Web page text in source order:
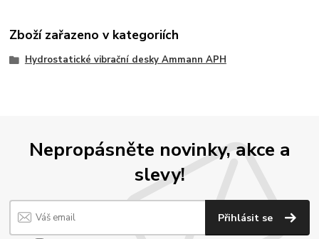
Zboží zařazeno v kategoriích
Hydrostatické vibrační desky Ammann APH
Nepropásněte novinky, akce a
slevy!
Přihlásit se